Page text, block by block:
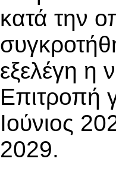
κατά την
εξελέγη η
Επιτροπή
Ιούνιος
2029.